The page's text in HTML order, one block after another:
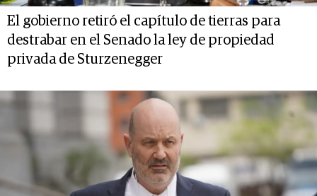
El gobierno retiró el capítulo de tierras para
destrabar en el Senado la ley de propiedad
privada de Sturzenegger